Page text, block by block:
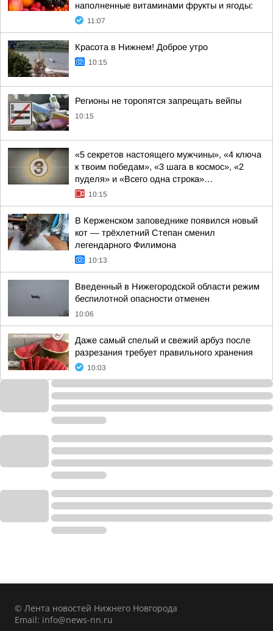
наполненные витаминами фрукты и ягоды:
11:07
Красота в Нижнем! Доброе утро
10:15
Регионы не торопятся запрещать вейпы
10:15
«5 секретов настоящего мужчины», «4 ключа
к твоим победам», «3 шага в космос», «2
пуделя» и «Всего одна строка»…
10:15
В Керженском заповеднике появился новый
кот — трёхлетний Степан сменил
легендарного Филимона
10:13
Введенный в Нижегородской области режим
беспилотной опасности отменен
10:06
Даже самый спелый и свежий арбуз после
разрезания требует правильного хранения
10:03
© Лента новостей Нижнего Новгорода
Email: info@news-nn.ru